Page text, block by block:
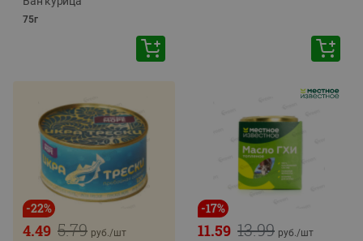
75г
-22%
5.79
4.49 руб./шт
-17%
13.99
11.59 руб./шт